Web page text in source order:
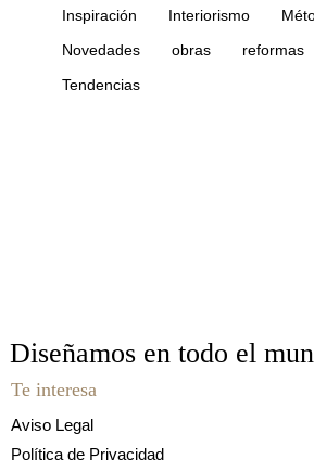
Inspiración
Interiorismo
Novedades
obras reformas
Tendencias
Diseñamos en todo el
Te interesa
Aviso Legal
Política de Privacidad